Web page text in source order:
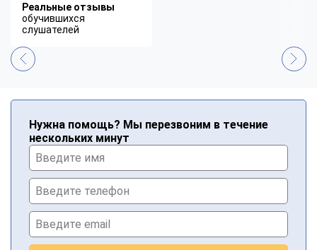
Реальные отзывы
обучившихся
слушателей
Нужна помощь? Мы перезвоним в течение
нескольких минут